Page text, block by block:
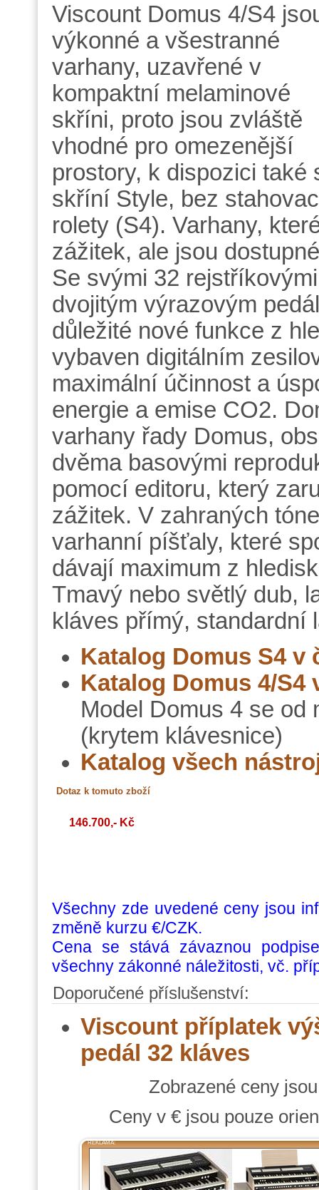
Viscount Domus 4/S4
výkonné a všestranné
varhany, uzavřené v
kompaktní melaminové
skříni, proto jsou zvláště
vhodné pro omezenější
prostory, k dispozici také
skříní Style, bez
rolety (S4). Varhany,
zážitek, ale jsou
Se svými 32
dvojitým výrazovým
důležité nové funkce z
vybaven digitálním
maximální účinnost a
energie a emise CO2.
varhany řady Domus,
dvěma basovými
pomocí editoru, který
zážitek. V zahraných
varhanní píšťaly, které
dávají maximum z
Tmavý nebo světlý dub,
kláves přímý, standardní
Katalog Domus S4 v
Katalog Domus 4/S4
Model Domus 4 se od
(krytem klávesnice)
Katalog všech
146.700,- Kč
Všechny zde uvedené ceny jsou
změně kurzu €/CZK.
Cena se stává závaznou
všechny zákonné náležitosti, vč.
Doporučené příslušenství:
Viscount příplatek
pedál 32 kláves
Zobrazené ceny
Ceny v € jsou pouze
REKLAMA: